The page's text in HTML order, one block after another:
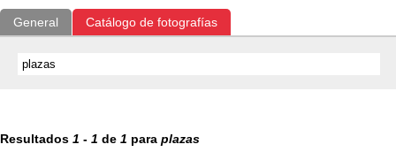
General Catálogo de fotografías
Resultados 1 - 1 de 1 para plazas